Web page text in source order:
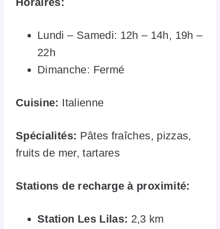
Lundi – Samedi: 12h – 14h, 19h –
22h
Dimanche: Fermé
Cuisine: Italienne
Spécialités: Pâtes fraîches, pizzas,
fruits de mer, tartares
Stations de recharge à proximité:
Station Les Lilas: 2,3 km